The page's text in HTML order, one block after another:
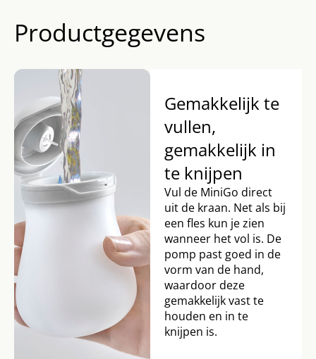
Productgegevens
Gemakkelijk te
vullen,
gemakkelijk in
te knijpen
Vul de MiniGo direct
uit de kraan. Net als bij
een fles kun je zien
wanneer het vol is. De
pomp past goed in de
vorm van de hand,
waardoor deze
gemakkelijk vast te
houden en in te
knijpen is.